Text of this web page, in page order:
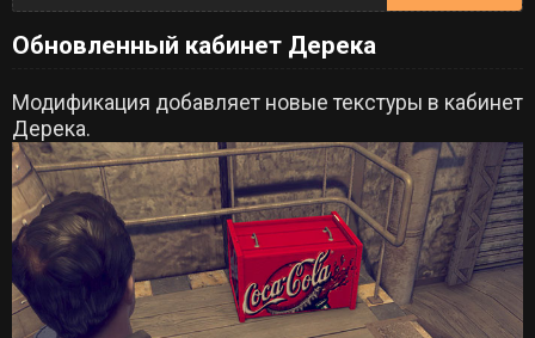
Обновленный кабинет Дерека
Модификация добавляет новые текстуры в кабинет
Дерека.